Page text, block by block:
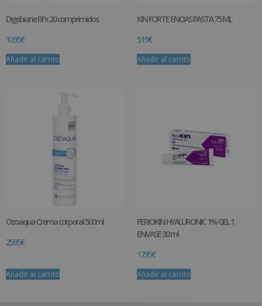
Digebiane RFx 20 comprimidos
10.95€
Añadir al carrito
KIN FORTE ENCIAS PASTA 75 ML
5.19€
Añadir al carrito
Ozoaqua Crema corporal 500ml
25.95€
Añadir al carrito
PERIOKIN HYALURONIC 1% GEL 1
ENVASE 30 ml
17.95€
Añadir al carrito